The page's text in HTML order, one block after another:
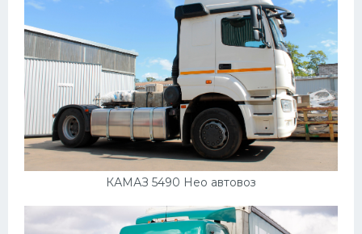
КАМАЗ 5490 Нео автовоз